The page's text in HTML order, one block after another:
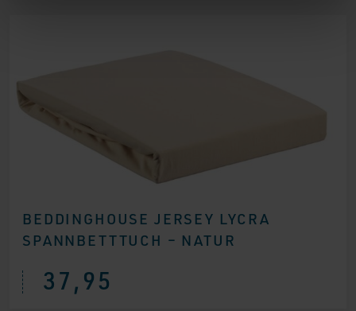
BEDDINGHOUSE JERSEY LYCRA
SPANNBETTTUCH – NATUR
37,95